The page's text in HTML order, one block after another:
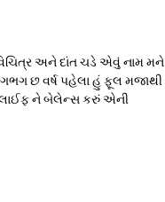
અને દાંત ચડે એવું નામ
છ વર્ષ પહેલા હું ફૂલ
ને બેલેન્સ કરું એની